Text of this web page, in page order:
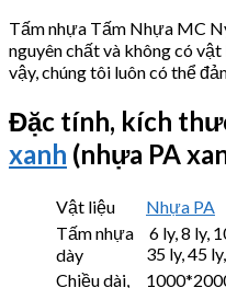
Tấm nhựa Tấm Nhựa MC
nguyên chất và không có
vậy, chúng tôi luôn có thể
Đặc tính, kích
xanh (nhựa PA
Vật liệu
Nhựa PA
Tấm nhựa
dày
6 ly, 8 ly,
35 ly, 45
Chiều dài,